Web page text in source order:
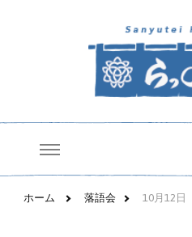
探
ホーム 落語会 10月12日